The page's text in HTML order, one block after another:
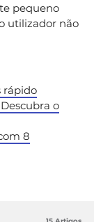
pequeno
utilizador não
rápido
o
8